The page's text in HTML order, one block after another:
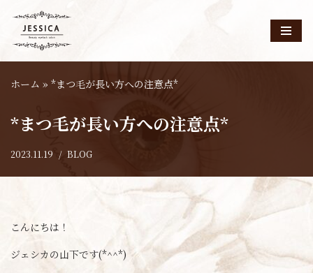
ン
へ
キ
ッ
ホーム » *まつ毛が長い方への注意点*
*まつ毛が長い方への注意点*
2023.11.19 BLOG
こんにちは！
ジェシカの山下です(*^^*)